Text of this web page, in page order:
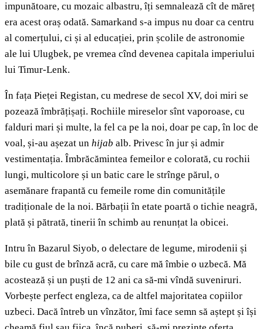
impunătoare, cu mozaic albastru, îți semnalează cît de măreț
era acest oraș odată. Samarkand s-a impus nu doar ca centru
al comerțului, ci și al educației, prin școlile de astronomie
ale lui Ulugbek, pe vremea cînd devenea capitala imperiului
lui Timur-Lenk.
În fața Pieței Registan, cu medrese de secol XV, doi miri se
pozează îmbrățișați. Rochiile mireselor sînt vaporoase, cu
falduri mari și multe, la fel ca pe la noi, doar pe cap, în loc de
voal, și-au așezat un hijab alb. Privesc în jur și admir
vestimentația. Îmbrăcămintea femeilor e colorată, cu rochii
lungi, multicolore și un batic care le strînge părul, o
asemănare frapantă cu femeile rome din comunitățile
tradiționale de la noi. Bărbații în etate poartă o tichie neagră,
plată și pătrată, tinerii în schimb au renunțat la obicei.
Intru în Bazarul Siyob, o delectare de legume, mirodenii și
bile cu gust de brînză acră, cu care mă îmbie o uzbecă. Mă
acostează și un puști de 12 ani ca să-mi vîndă suveniruri.
Vorbește perfect engleza, ca de altfel majoritatea copiilor
uzbeci. Dacă întreb un vînzător, îmi face semn să aștept și își